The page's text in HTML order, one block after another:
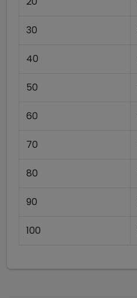
30
40
50
60
70
80
90
100